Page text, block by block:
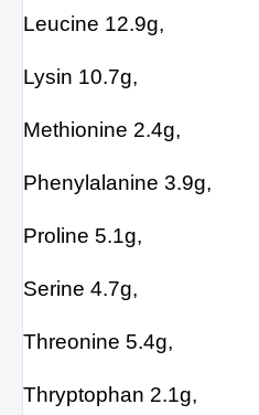
Leucine 12.9g,
Lysin 10.7g,
Methionine 2.4g,
Phenylalanine 3.9g,
Proline 5.1g,
Serine 4.7g,
Threonine 5.4g,
Thryptophan 2.1g,